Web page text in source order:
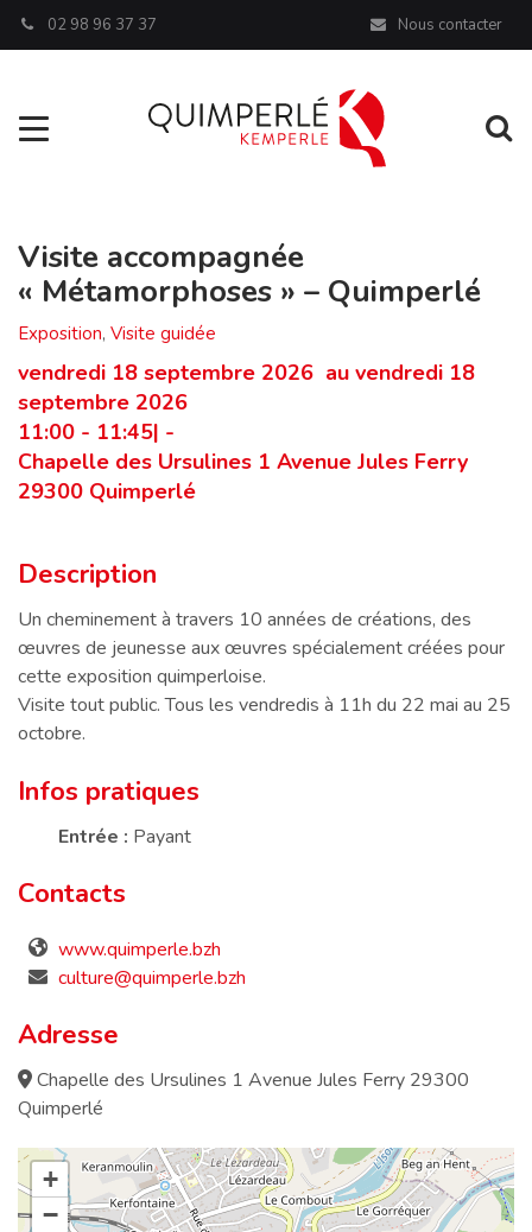
02 98 96 37 37 Nous contacter
Aller à la navigation
Visite accompagnée
« Métamorphoses » – Quimperlé
Exposition, Visite guidée
vendredi 18 septembre 2026 au vendredi 18
septembre 2026
11:00 - 11:45| -
Chapelle des Ursulines 1 Avenue Jules Ferry
29300 Quimperlé
Description
Un cheminement à travers 10 années de créations, des
œuvres de jeunesse aux œuvres spécialement créées pour
cette exposition quimperloise.
Visite tout public. Tous les vendredis à 11h du 22 mai au 25
octobre.
Infos pratiques
Entrée : Payant
Contacts
www.quimperle.bzh
culture@quimperle.bzh
Adresse
Chapelle des Ursulines 1 Avenue Jules Ferry 29300
Quimperlé
+
−